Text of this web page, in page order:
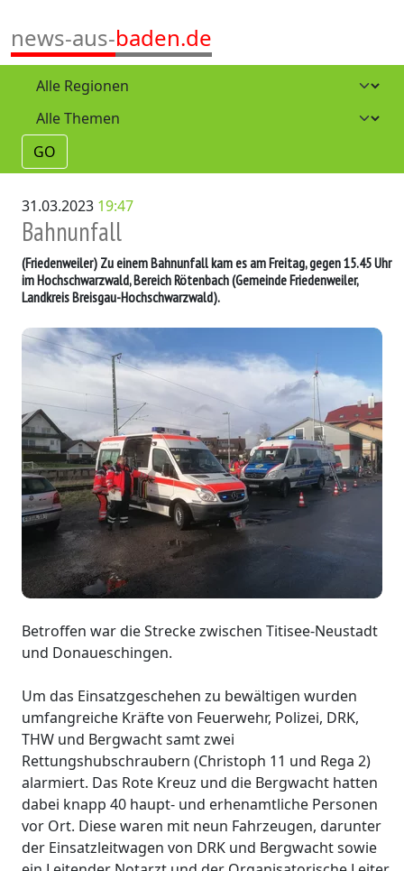
news-aus-baden.de
GO
31.03.2023 19:47
Bahnunfall
(Friedenweiler) Zu einem Bahnunfall kam es am Freitag, gegen 15.45 Uhr
im Hochschwarzwald, Bereich Rötenbach (Gemeinde Friedenweiler,
Landkreis Breisgau-Hochschwarzwald).
Betroffen war die Strecke zwischen Titisee-Neustadt
und Donaueschingen.
Um das Einsatzgeschehen zu bewältigen wurden
umfangreiche Kräfte von Feuerwehr, Polizei, DRK,
THW und Bergwacht samt zwei
Rettungshubschraubern (Christoph 11 und Rega 2)
alarmiert. Das Rote Kreuz und die Bergwacht hatten
dabei knapp 40 haupt- und erhenamtliche Personen
vor Ort. Diese waren mit neun Fahrzeugen, darunter
der Einsatzleitwagen von DRK und Bergwacht sowie